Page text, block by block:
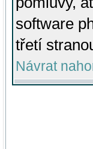
software
třetí
Návrat